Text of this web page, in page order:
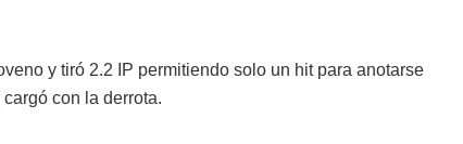
y tiró 2.2 IP permitiendo solo un hit para anotarse
con la derrota.